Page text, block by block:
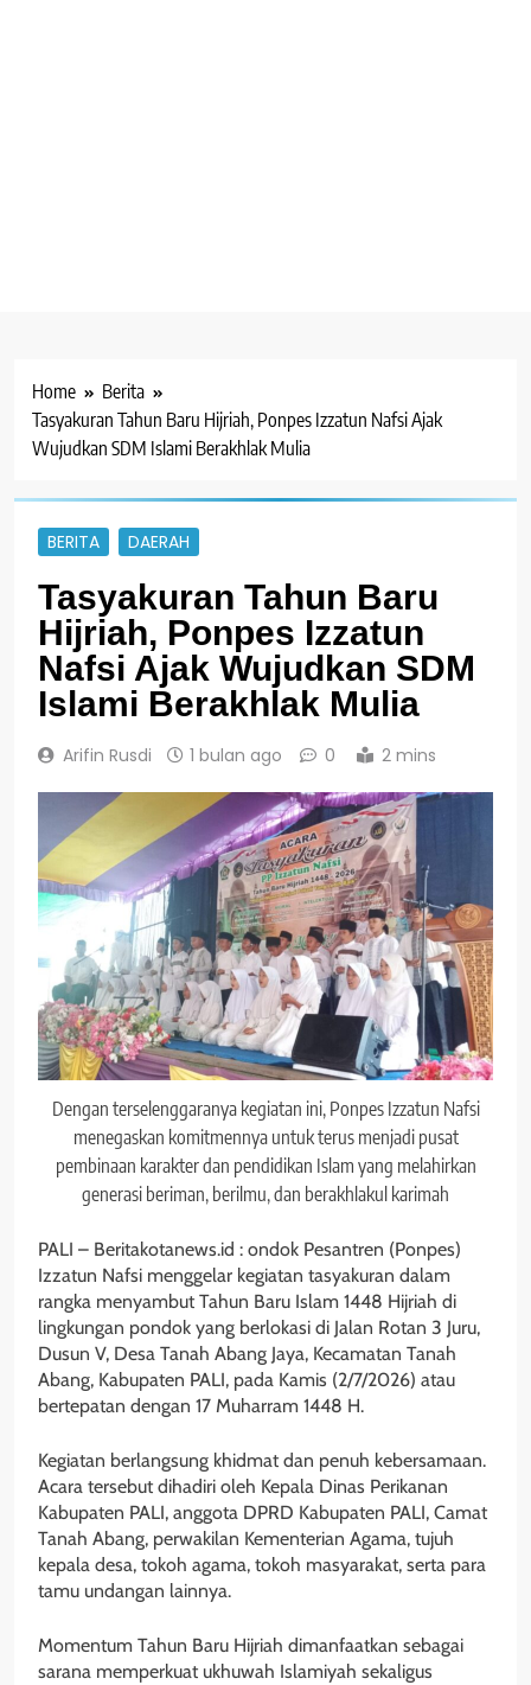
Home
Berita
Tasyakuran Tahun Baru Hijriah, Ponpes Izzatun Nafsi Ajak
Wujudkan SDM Islami Berakhlak Mulia
BERITA DAERAH
Tasyakuran Tahun Baru
Hijriah, Ponpes Izzatun
Nafsi Ajak Wujudkan SDM
Islami Berakhlak Mulia
Arifin Rusdi 1 bulan ago 0 2 mins
Dengan terselenggaranya kegiatan ini, Ponpes Izzatun Nafsi
menegaskan komitmennya untuk terus menjadi pusat
pembinaan karakter dan pendidikan Islam yang melahirkan
generasi beriman, berilmu, dan berakhlakul karimah
PALI – Beritakotanews.id : ondok Pesantren (Ponpes)
Izzatun Nafsi menggelar kegiatan tasyakuran dalam
rangka menyambut Tahun Baru Islam 1448 Hijriah di
lingkungan pondok yang berlokasi di Jalan Rotan 3 Juru,
Dusun V, Desa Tanah Abang Jaya, Kecamatan Tanah
Abang, Kabupaten PALI, pada Kamis (2/7/2026) atau
bertepatan dengan 17 Muharram 1448 H.
Kegiatan berlangsung khidmat dan penuh kebersamaan.
Acara tersebut dihadiri oleh Kepala Dinas Perikanan
Kabupaten PALI, anggota DPRD Kabupaten PALI, Camat
Tanah Abang, perwakilan Kementerian Agama, tujuh
kepala desa, tokoh agama, tokoh masyarakat, serta para
tamu undangan lainnya.
Momentum Tahun Baru Hijriah dimanfaatkan sebagai
sarana memperkuat ukhuwah Islamiyah sekaligus